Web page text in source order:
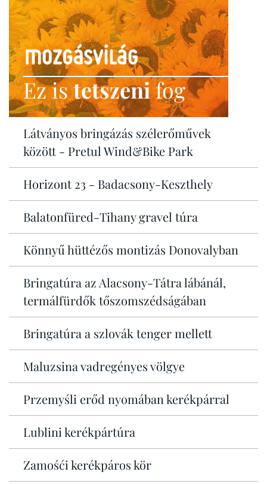
Ez istetszenifog
Látványos bringázás szélerőművek
között - Pretul Wind&Bike Park
Horizont 23 - Badacsony-Keszthely
Balatonfüred-Tihany gravel túra
Könnyű hüttézős montizás Donovalyban
Bringatúra az Alacsony-Tátra lábánál,
termálfürdők tőszomszédságában
Bringatúra a szlovák tenger mellett
Maluzsina vadregényes völgye
Przemyśli erőd nyomában kerékpárral
Lublini kerékpártúra
Zamośći kerékpáros kör